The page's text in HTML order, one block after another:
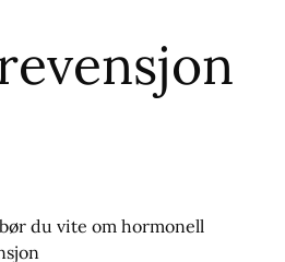
du vite om hormonell